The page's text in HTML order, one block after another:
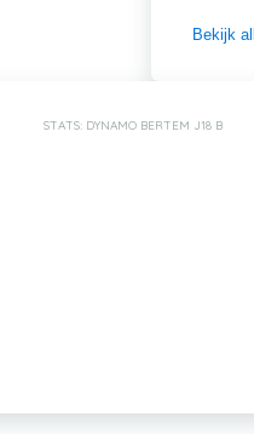
Bekijk
STATS: DYNAMO BERTEM J18 B